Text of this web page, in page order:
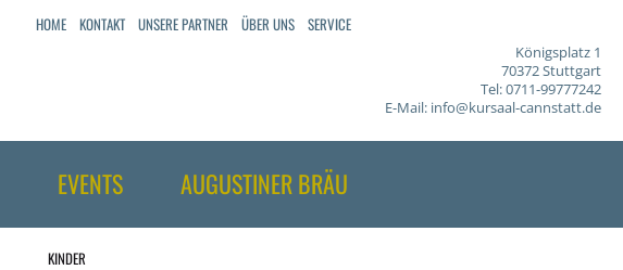
Königsplatz 1
70372 Stuttgart
Tel: 0711-99777242
E-Mail: info@kursaal-cannstatt.de
EVENTS AUGUSTINER BRÄU
HOME KONTAKT UNSERE PARTNER ÜBER UNS SERVICE
KINDER